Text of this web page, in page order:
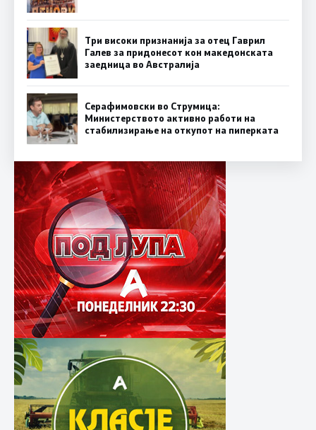
Три високи признанија за отец Гаврил
Галев за придонесот кон македонската
заедница во Австралија
Серафимовски во Струмица:
Министерството активно работи на
стабилизирање на откупот на пиперката